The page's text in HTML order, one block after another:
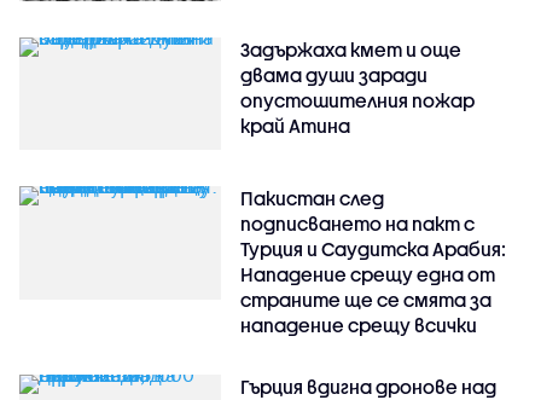
Задържаха кмет и още
двама души заради
опустошителния пожар
край Атина
Пакистан след
подписването на пакт с
Турция и Саудитска Арабия:
Нападение срещу една от
страните ще се смята за
нападение срещу всички
Гърция вдигна дронове над